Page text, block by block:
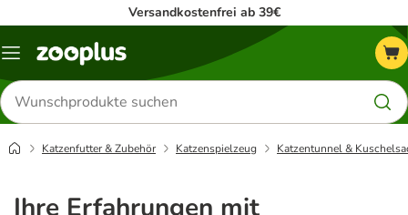
Versandkostenfrei ab 39€
Menü
Produkte
suchen
Katzenfutter & Zubehör Katzenspielzeug Katzentunnel &
Ihre Erfahrungen mit